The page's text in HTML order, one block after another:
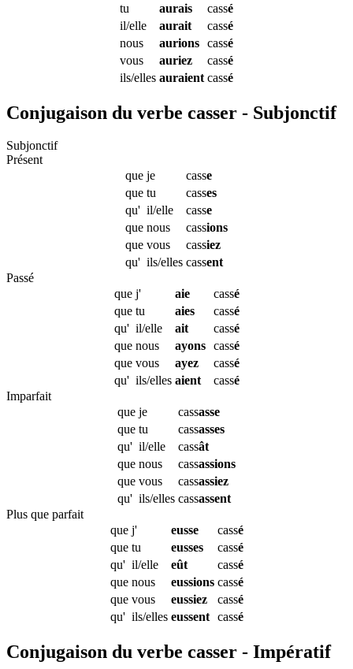
tu
aurais cassé
il/elle
aurait cassé
nous
aurions cassé
vous
auriez cassé
ils/elles auraient cassé
Conjugaison du verbe casser - Subjonctif
Subjonctif
Présent
que je casse
que tu casses
qu' il/elle casse
que nous cassions
que vous cassiez
qu' ils/elles cassent
Passé
que j' aie cassé
que tu aies cassé
qu' il/elle ait cassé
que nous ayons cassé
que vous ayez cassé
qu' ils/elles aient cassé
Imparfait
que je cassasse
que tu cassasses
qu' il/elle cassât
que nous cassassions
que vous cassassiez
qu' ils/elles cassassent
Plus que parfait
que j' eusse cassé
que tu eusses cassé
qu' il/elle eût cassé
que nous eussions cassé
que vous eussiez cassé
qu' ils/elles eussent cassé
Conjugaison du verbe casser - Impératif